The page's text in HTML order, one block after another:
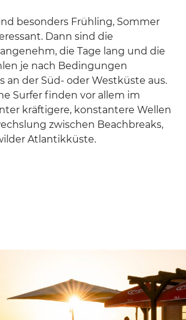
besonders Frühling, Sommer
Dann sind die
die Tage lang und die
je nach Bedingungen
an der Süd- oder Westküste aus.
Surfer finden vor allem im
kräftigere, konstantere Wellen
zwischen Beachbreaks,
Atlantikküste.